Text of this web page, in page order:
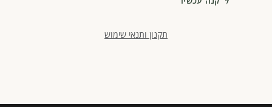
תקנון ותנאי שימוש